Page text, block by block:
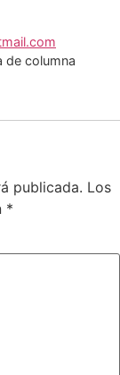
de columna
publicada. Los
*